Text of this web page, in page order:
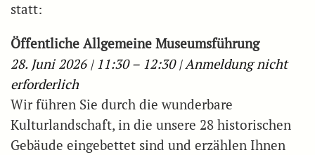
statt:
Öffentliche Allgemeine Museumsführung
28. Juni 2026 | 11:30 – 12:30 | Anmeldung nicht
erforderlich
Wir führen Sie durch die wunderbare
Kulturlandschaft, in die unsere 28 historischen
Gebäude eingebettet sind und erzählen Ihnen